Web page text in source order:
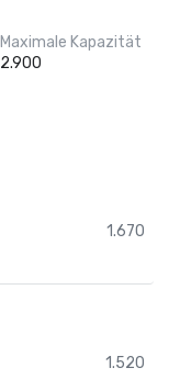
Maximale Kapazität
2.900
1.670
1.520